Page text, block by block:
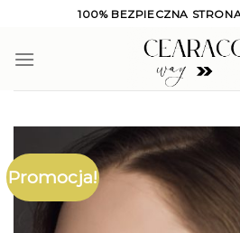
content
100% BEZPIECZNA
Promocja!